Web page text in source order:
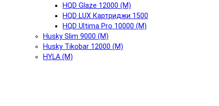
HQD Glaze 12000 (М)
HQD LUX Картриджи 1500
HQD Ultima Pro 10000 (М)
Husky Slim 9000 (М)
Husky Tikobar 12000 (М)
HYLA (М)